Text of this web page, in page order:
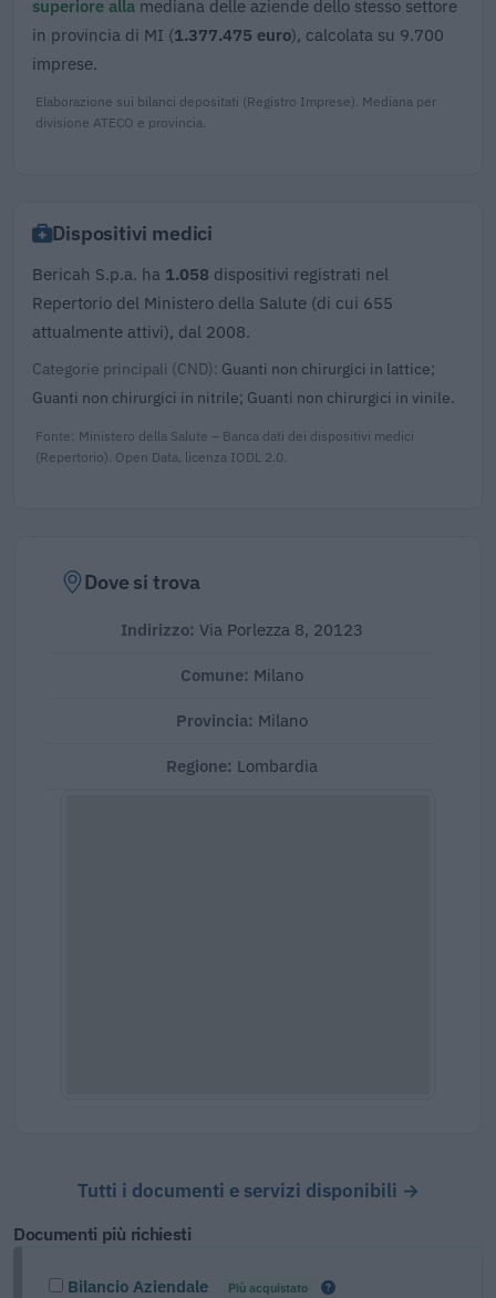
superiore alla mediana delle aziende dello stesso settore
in provincia di MI (1.377.475 euro), calcolata su 9.700
imprese.
Elaborazione sui bilanci depositati (Registro Imprese). Mediana per
divisione ATECO e provincia.
Dispositivi medici
Bericah S.p.a. ha 1.058 dispositivi registrati nel
Repertorio del Ministero della Salute (di cui 655
attualmente attivi), dal 2008.
Categorie principali (CND): Guanti non chirurgici in lattice;
Guanti non chirurgici in nitrile; Guanti non chirurgici in vinile.
Fonte: Ministero della Salute – Banca dati dei dispositivi medici
(Repertorio). Open Data, licenza IODL 2.0.
Dove si trova
Indirizzo: Via Porlezza 8, 20123
Comune: Milano
Provincia: Milano
Regione: Lombardia
Tutti i documenti e servizi disponibili →
Documenti più richiesti
Bilancio Aziendale Più acquistato